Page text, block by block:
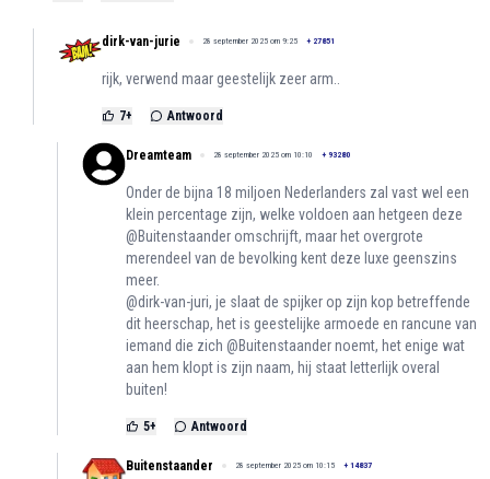
dirk-van-jurie 28 september 2025 om 9:25 + 27851
rijk, verwend maar geestelijk zeer arm..
7+ Antwoord
Dreamteam 28 september 2025 om 10:10 + 93280
Onder de bijna 18 miljoen Nederlanders zal vast wel een
klein percentage zijn, welke voldoen aan hetgeen deze
@Buitenstaander omschrijft, maar het overgrote
merendeel van de bevolking kent deze luxe geenszins
meer.
@dirk-van-juri, je slaat de spijker op zijn kop betreffende
dit heerschap, het is geestelijke armoede en rancune van
iemand die zich @Buitenstaander noemt, het enige wat
aan hem klopt is zijn naam, hij staat letterlijk overal
buiten!
5+ Antwoord
Buitenstaander 28 september 2025 om 10:15 + 14837